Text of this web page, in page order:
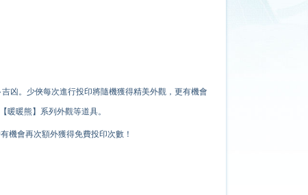
凶。少俠每次進行投印將隨機獲得精美外觀，更有機會
暖熊】系列外觀等道具。
機會再次額外獲得免費投印次數！